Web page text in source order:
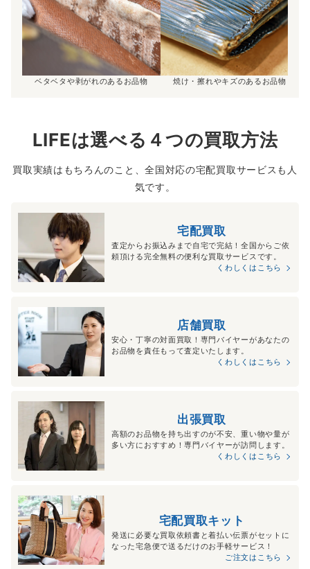
ベタベタや剥がれのあるお品物 焼け・擦れやキズのあるお品物
LIFEは選べる４つの買取方法
買取実績はもちろんのこと、全国対応の宅配買取サービスも人
気です。
宅配買取
査定からお振込みまで自宅で完結！全国からご依
頼頂ける完全無料の便利な買取サービスです。
くわしくはこちら
店舗買取
安心・丁寧の対面買取！専門バイヤーがあなたの
お品物を責任もって査定いたします。
くわしくはこちら
出張買取
高額のお品物を持ち出すのが不安、重い物や量が
多い方におすすめ！専門バイヤーが訪問します。
くわしくはこちら
宅配買取キット
発送に必要な買取依頼書と着払い伝票がセットに
なった宅急便で送るだけのお手軽サービス！
ご注文はこちら